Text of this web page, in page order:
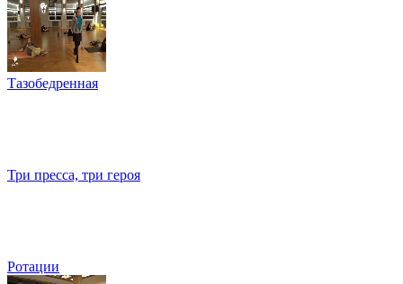
Тазобедренная
Три пресса, три героя
Ротации